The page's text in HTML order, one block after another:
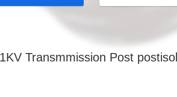
Transmmission Post